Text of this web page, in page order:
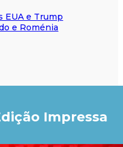
EUA e Trump
e Roménia
Impressa